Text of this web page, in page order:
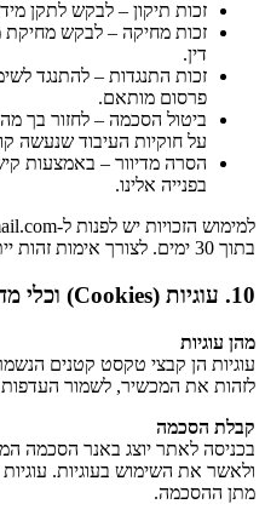
זכות תיקון – לבקש לתקן
זכות מחיקה – לבקש מחיקת
דין.
זכות התנגדות – להתנגד
פרסום מותאם.
ביטול הסכמה – לחזור בך
על חוקיות העיבוד שנעשה
הסרה מדיוור – באמצעות
בפנייה אלינו.
בתוך 30 ימים. לצורך אימות זהות ייתכן שנבקש פרטים מזהים נוספים.
10. עוגיות (Cookies) וכלי מדידה
מהן עוגיות
עוגיות הן קבצי טקסט קטנים
לזהות את המכשיר, לשמור העדפות
קבלת הסכמה
בכניסה לאתר יוצג באנר הסכמה
ולאשר את השימוש בעוגיות.
מתן ההסכמה.